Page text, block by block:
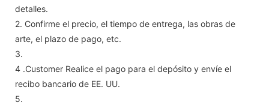
detalles.
2. Confirme el precio, el tiempo de entrega, las obras de
arte, el plazo de pago, etc.
3.
4 .Customer Realice el pago para el depósito y envíe el
recibo bancario de EE. UU.
5.